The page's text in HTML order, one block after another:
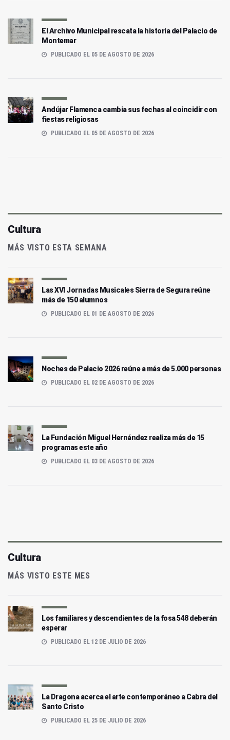
El Archivo Municipal rescata la historia del Palacio de
Montemar
PUBLICADO EL 05 DE AGOSTO DE 2026
Andújar Flamenca cambia sus fechas al coincidir con
fiestas religiosas
PUBLICADO EL 05 DE AGOSTO DE 2026
Cultura
MÁS VISTO ESTA SEMANA
Las XVI Jornadas Musicales Sierra de Segura reúne
más de 150 alumnos
PUBLICADO EL 01 DE AGOSTO DE 2026
Noches de Palacio 2026 reúne a más de 5.000 personas
PUBLICADO EL 02 DE AGOSTO DE 2026
La Fundación Miguel Hernández realiza más de 15
programas este año
PUBLICADO EL 03 DE AGOSTO DE 2026
Cultura
MÁS VISTO ESTE MES
Los familiares y descendientes de la fosa 548 deberán
esperar
PUBLICADO EL 12 DE JULIO DE 2026
La Dragona acerca el arte contemporáneo a Cabra del
Santo Cristo
PUBLICADO EL 25 DE JULIO DE 2026